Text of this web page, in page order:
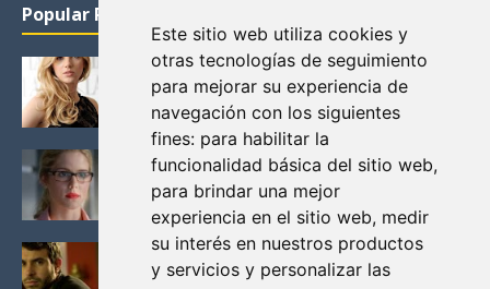
Este sitio web utiliza cookies y
otras tecnologías de seguimiento
para mejorar su experiencia de
navegación con los siguientes
fines: para habilitar la
funcionalidad básica del sitio web,
para brindar una mejor
experiencia en el sitio web, medir
su interés en nuestros productos
y servicios y personalizar las
Popular Posts
KATHERYN WINNICK: LA ACTRIZ MAS GUAPA DE
VIKINGOS
Junio 14, 2013
FELICITY (EMILY BETT RICKARDS), LAS FOTOS
Noviembre 30, 2013
BLACK MIRROR: TODA TU HISTORIA. EPISODIO 3.
LA CRITICA